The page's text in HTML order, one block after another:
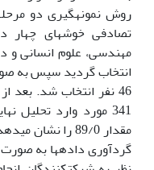
روش نمونه­گیری دو
تصادفی خوشه­ای چهار
مهندسی، علوم انسانی
46 نفر انتخاب شد.
بعد
341 مورد وارد
مقدار 89/0 را
گردآوری داده­ها به صورت